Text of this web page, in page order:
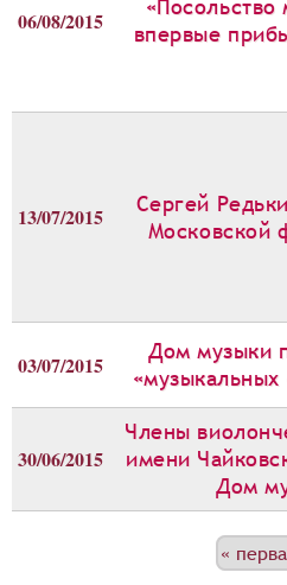
06/08/2015
«Посольство
впервые
13/07/2015
Сергей
Московской
03/07/2015
Дом музыки
30/06/2015
Члены
имени
Дом
«